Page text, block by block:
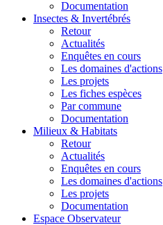
Documentation
Insectes & Invertébrés
Retour
Actualités
Enquêtes en cours
Les domaines d'actions
Les projets
Les fiches espèces
Par commune
Documentation
Milieux & Habitats
Retour
Actualités
Enquêtes en cours
Les domaines d'actions
Les projets
Documentation
Espace Observateur